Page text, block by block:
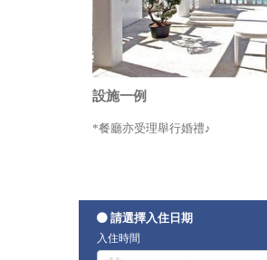
設施一例
*餐廳亦受理舉行婚禮♪
請選擇入住日期
入住時間